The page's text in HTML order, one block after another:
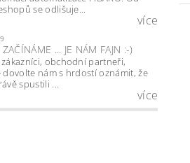
se odlišuje...
více
ZAČÍNÁME ... JE NÁM FAJN :-)
zákazníci, obchodní partneři,
dovolte nám s hrdostí oznámit, že
spustili ...
více